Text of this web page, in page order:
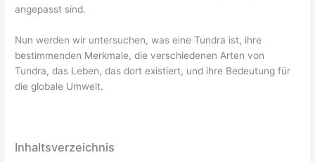
angepasst sind.
Nun werden wir untersuchen, was eine Tundra ist, ihre
bestimmenden Merkmale, die verschiedenen Arten von
Tundra, das Leben, das dort existiert, und ihre Bedeutung für
die globale Umwelt.
Inhaltsverzeichnis